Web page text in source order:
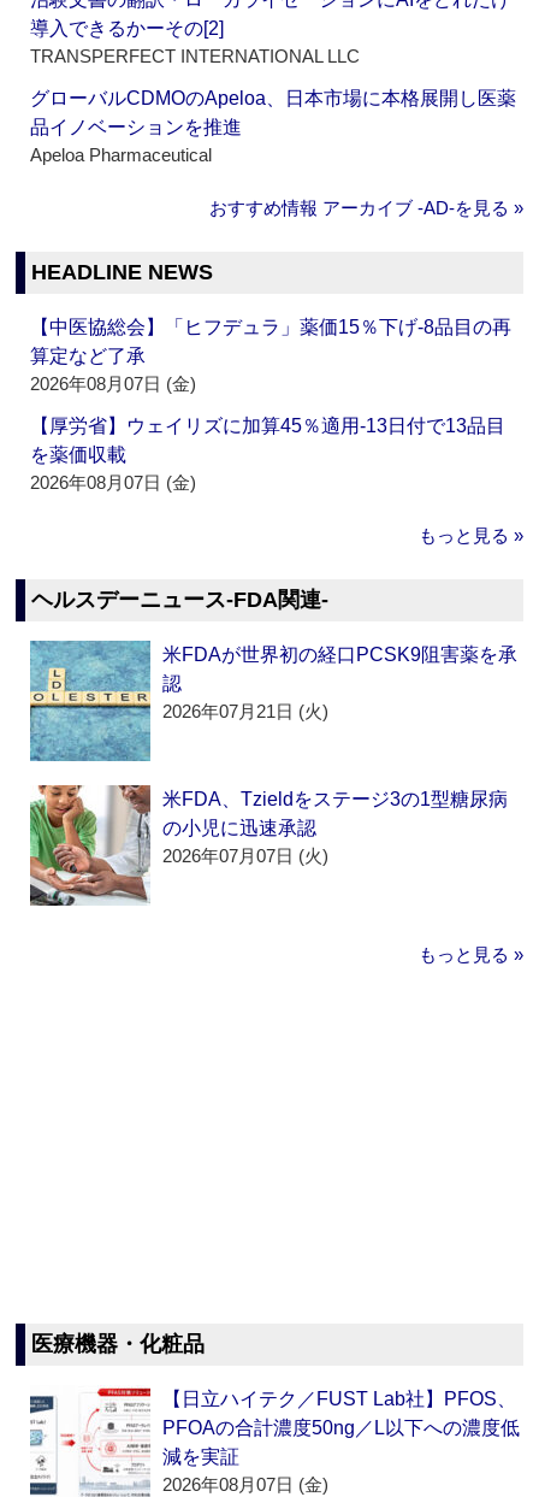
導入できるかーその[2]
TRANSPERFECT INTERNATIONAL LLC
グローバルCDMOのApeloa、日本市場に本格展開し医薬
品イノベーションを推進
Apeloa Pharmaceutical
おすすめ情報 アーカイブ ‐AD‐を見る »
HEADLINE NEWS
【中医協総会】「ヒフデュラ」薬価15％下げ‐8品目の再
算定など了承
2026年08月07日 (金)
【厚労省】ウェイリズに加算45％適用‐13日付で13品目
を薬価収載
2026年08月07日 (金)
もっと見る »
ヘルスデーニュース‐FDA関連‐
米FDAが世界初の経口PCSK9阻害薬を承
認
2026年07月21日 (火)
米FDA、Tzieldをステージ3の1型糖尿病
の小児に迅速承認
2026年07月07日 (火)
もっと見る »
医療機器・化粧品
【日立ハイテク／FUST Lab社】PFOS、
PFOAの合計濃度50ng／L以下への濃度低
減を実証
2026年08月07日 (金)